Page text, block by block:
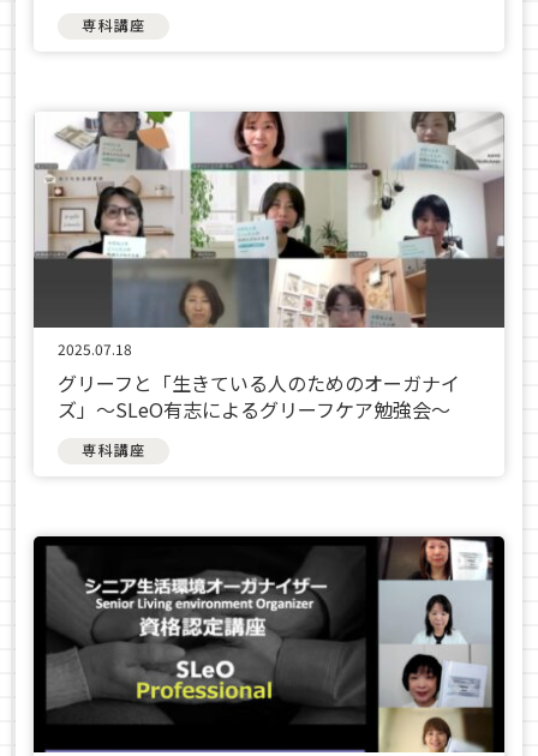
専科講座
2025.07.18
グリーフと「生きている人のためのオーガナイ
ズ」〜SLeO有志によるグリーフケア勉強会〜
専科講座